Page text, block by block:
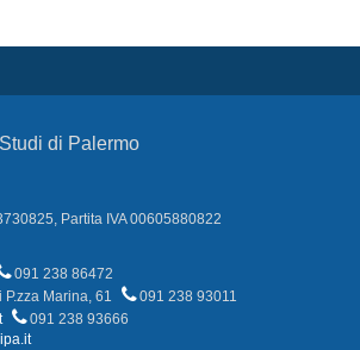
di Palermo
Partita IVA 00605880822
091 238 86472
Marina, 61
091 238 93011
091 238 93666